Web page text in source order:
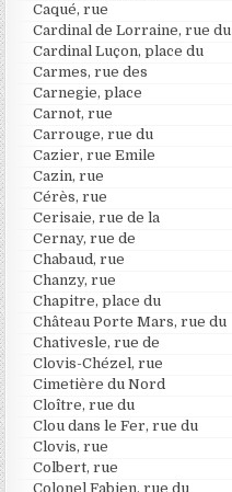
Caqué, rue
Cardinal de Lorraine, rue du
Cardinal Luçon, place du
Carmes, rue des
Carnegie, place
Carnot, rue
Carrouge, rue du
Cazier, rue Emile
Cazin, rue
Cérès, rue
Cerisaie, rue de la
Cernay, rue de
Chabaud, rue
Chanzy, rue
Chapitre, place du
Château Porte Mars, rue du
Chativesle, rue de
Clovis-Chézel, rue
Cimetière du Nord
Cloître, rue du
Clou dans le Fer, rue du
Clovis, rue
Colbert, rue
Colonel Fabien, rue du